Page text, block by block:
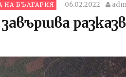
НА БЪЛГАРИЯ 06.02.2022